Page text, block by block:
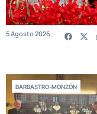
5 Agosto 2026
BARBASTRO-MONZÓN